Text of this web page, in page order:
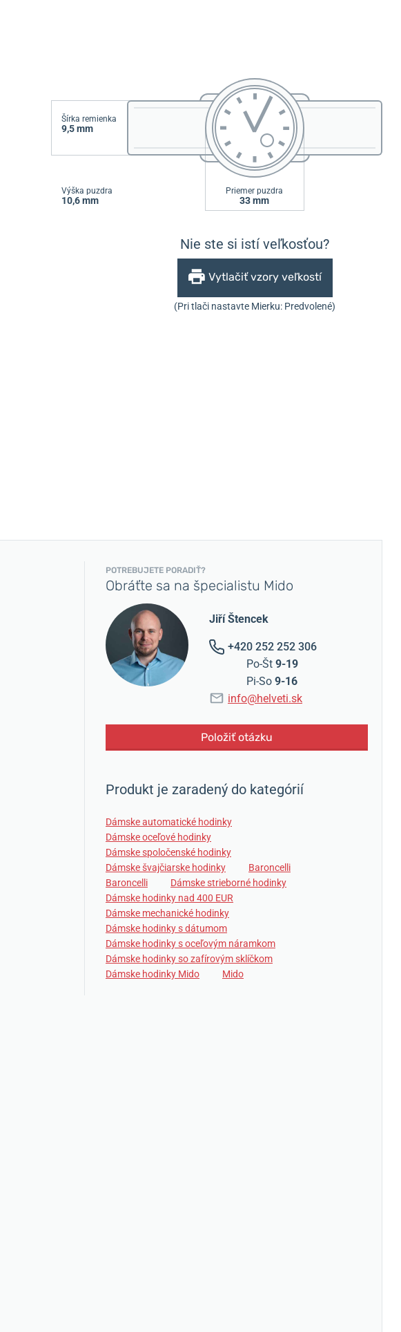
Šírka remienka
9,5 mm
Výška puzdra
10,6 mm
Priemer puzdra
33 mm
Nie ste si istí veľkosťou?
Vytlačiť vzory veľkostí
(Pri tlači nastavte Mierku: Predvolené)
POTREBUJETE PORADIŤ?
Obráťte sa na špecialistu Mido
Jiří Štencek
+420 252 252 306
Po-Št 9-19
Pi-So 9-16
info@helveti.sk
Položiť otázku
Produkt je zaradený do kategórií
Dámske automatické hodinky
Dámske oceľové hodinky
Dámske spoločenské hodinky
Dámske švajčiarske hodinky
Baroncelli
Baroncelli
Dámske strieborné hodinky
Dámske hodinky nad 400 EUR
Dámske mechanické hodinky
Dámske hodinky s dátumom
Dámske hodinky s oceľovým náramkom
Dámske hodinky so zafírovým sklíčkom
Dámske hodinky Mido
Mido